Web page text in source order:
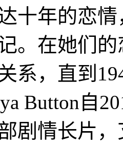
十年的恋
。在她们
系，直到
Button自
剧情长片